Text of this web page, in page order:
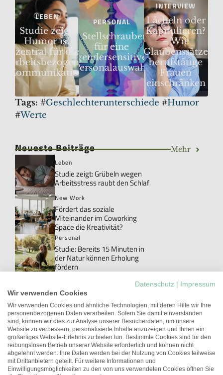
LEBEN
Studie zeigt:
Humor ist
zentral für die
arbeitsbezogene
Kommunikation
PERSONAL
5 Stellschrauben
für eine
gendersensitive
Personalauswahl
INTERVIEW
Lächeln oder
Kapitulieren?
– Wie
Glaubenssätze
berufstätige
Frauen
einschränken
Tags: #Geschlechterunterschiede #Humor
#Werte
Neueste Beiträge Mehr
Leben
Studie zeigt: Grübeln wegen
Arbeitsstress raubt den Schlaf
New Work
Fördert das soziale
Miteinander im Coworking
Space die Kreativität?
Personal
Studie: Bereits 15 Minuten in
der Natur können Erholung
fördern
Danke!: Das Wort, das im Job
meistens ungesagt bleibt
New Work
Studie: Workations können die
Arbeitgeberattraktivität
erhöhen
Führung
Unterschätztes Potenzial:
Datenschutz
Impressum
Wir verwenden Cookies
Wir verwenden Cookies und ähnliche Technologien, mit deren Hilfe wir Ihre
personenbezogenen Daten verarbeiten. Sofern Sie damit einverstanden
sind, können wir dies zur Analyse unserer Besucherdaten, um unsere
Website zu verbessern, personalisierte Inhalte anzuzeigen und Ihnen ein
großartiges Website-Erlebnis zu bieten tun. Bestimmte Cookies sind für den
reibungslosen Betrieb unserer Website erforderlich und können nicht
abgelehnt werden. Ihre Daten werden bei der Nutzung von Cookies teilweise
mit Drittanbietern geteilt. Für weitere Informationen und
Einwilligungsmöglichkeiten zu den von uns verwendeten Cookies öffnen Sie